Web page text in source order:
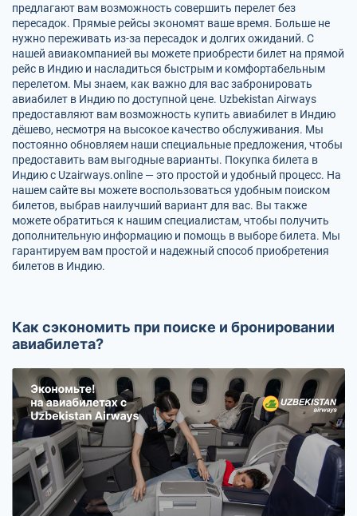
предлагают вам возможность совершить перелет без
пересадок. Прямые рейсы экономят ваше время. Больше не
нужно переживать из-за пересадок и долгих ожиданий. С
нашей авиакомпанией вы можете приобрести билет на прямой
рейс в Индию и насладиться быстрым и комфортабельным
перелетом. Мы знаем, как важно для вас забронировать
авиабилет в Индию по доступной цене. Uzbekistan Airways
предоставляют вам возможность купить авиабилет в Индию
дёшево, несмотря на высокое качество обслуживания. Мы
постоянно обновляем наши специальные предложения, чтобы
предоставить вам выгодные варианты. Покупка билета в
Индию с Uzairways.online — это простой и удобный процесс. На
нашем сайте вы можете воспользоваться удобным поиском
билетов, выбрав наилучший вариант для вас. Вы также
можете обратиться к нашим специалистам, чтобы получить
дополнительную информацию и помощь в выборе билета. Мы
гарантируем вам простой и надежный способ приобретения
билетов в Индию.
Как сэкономить при поиске и бронировании
авиабилета?